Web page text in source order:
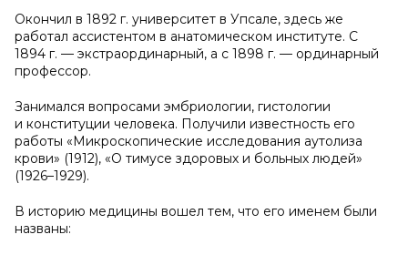
Окончил в 1892 г. университет в Упсале, здесь же
работал ассистентом в анатомическом институте. С
1894 г. — экстраординарный, а с 1898 г. — ординарный
профессор.
Занимался вопросами эмбриологии, гистологии
и конституции человека. Получили известность его
работы «Микроскопические исследования аутолиза
крови» (1912), «О тимусе здоровых и больных людей»
(1926–1929).
В историю медицины вошел тем, что его именем были
названы: